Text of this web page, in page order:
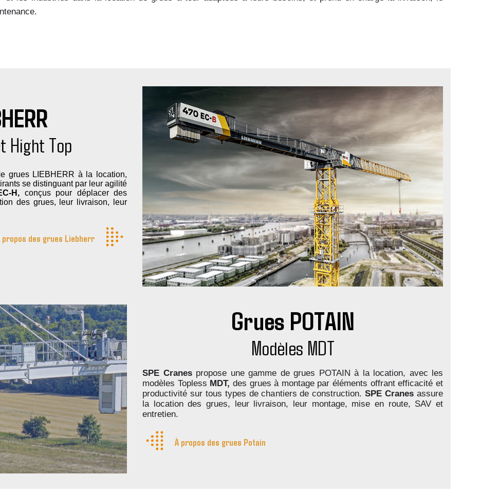
Hight Top
grues LIEBHERR à la location,
se distinguant par leur agilité
H, conçus pour déplacer des
des grues, leur livraison, leur
propos des grues Liebherr
Grues POTAIN
Modèles MDT
SPE Cranespropose une gamme de grues POTAIN à la location, avec les
modèles Topless MDT, des grues à montage par éléments offrant efficacité et
productivité sur tous types de chantiers de construction.SPE Cranes assure
la location des grues, leur livraison, leur montage, mise en route, SAV et
entretien.
À propos des grues Potain